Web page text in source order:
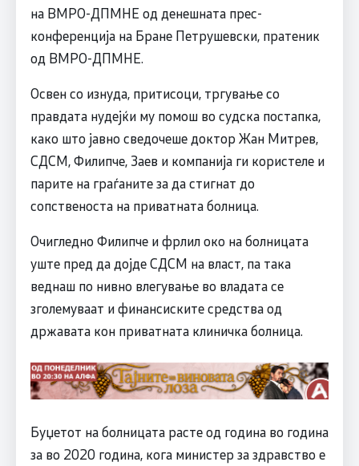
на ВМРО-ДПМНЕ од денешната прес-
конференција на Бране Петрушевски, пратеник
од ВМРО-ДПМНЕ.
Освен со изнуда, притисоци, тргување со
правдата нудејќи му помош во судска постапка,
како што јавно сведочеше доктор Жан Митрев,
СДСM, Филипче, Заев и компанија ги користеле и
парите на граѓаните за да стигнат до
сопственоста на приватната болница.
Очигледно Филипче и фрлил око на болницата
уште пред да дојде СДСM на власт, па така
веднаш по нивно влегување во владата се
зголемуваат и финансиските средства од
државата кон приватната клиничка болница.
Буџетот на болницата расте од година во година
за во 2020 година, кога министер за здравство е